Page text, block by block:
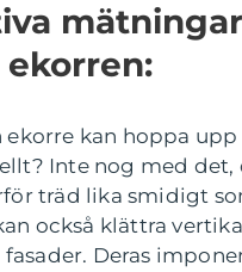
ekorre kan hoppa
Inte nog med det,
träd lika smidigt
också klättra
Deras